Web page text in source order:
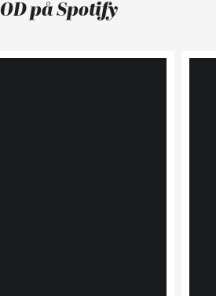
OD på Spotify